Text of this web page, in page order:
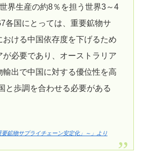
界生産の約8％を担う世界3～4
各国にとっては、重要鉱物サ
おける中国依存度を下げるため
が必要であり、オーストラリア
輸出で中国に対する優位性を高
と歩調を合わせる必要がある
鉱物サプライチェーン安定化」～」より